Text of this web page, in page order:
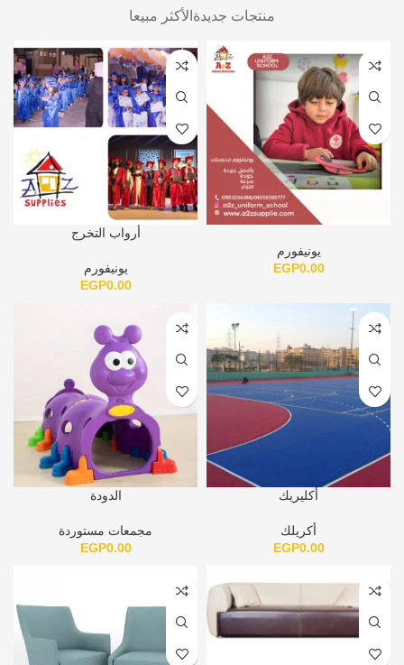
منتجات جديدة الأكثر مبيعا
يونيفورم
EGP0.00
أرواب التخرج
يونيفورم
EGP0.00
أكليريك
أكريلك
EGP0.00
الدودة
مجمعات مستوردة
EGP0.00